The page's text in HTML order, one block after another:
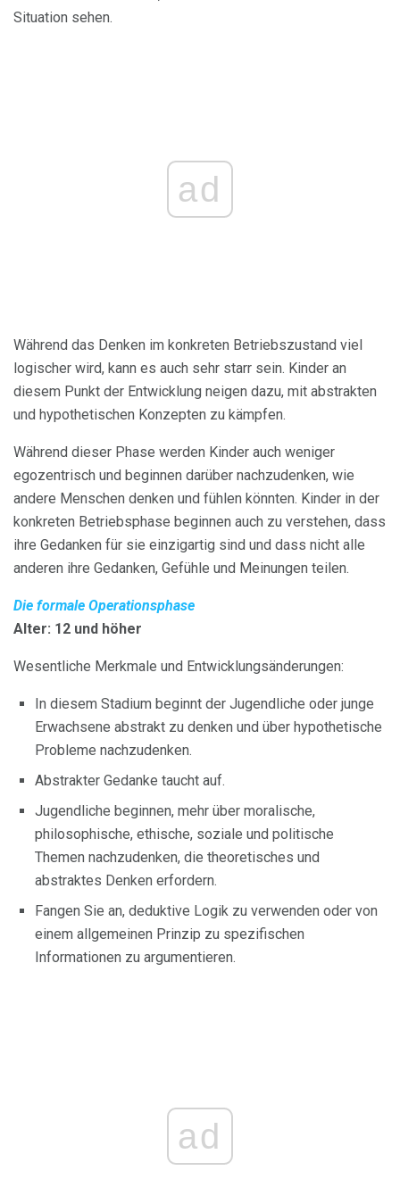
Situation sehen.
ad
Während das Denken im konkreten Betriebszustand viel
logischer wird, kann es auch sehr starr sein. Kinder an
diesem Punkt der Entwicklung neigen dazu, mit abstrakten
und hypothetischen Konzepten zu kämpfen.
Während dieser Phase werden Kinder auch weniger
egozentrisch und beginnen darüber nachzudenken, wie
andere Menschen denken und fühlen könnten. Kinder in der
konkreten Betriebsphase beginnen auch zu verstehen, dass
ihre Gedanken für sie einzigartig sind und dass nicht alle
anderen ihre Gedanken, Gefühle und Meinungen teilen.
Die formale Operationsphase
Alter: 12 und höher
Wesentliche Merkmale und Entwicklungsänderungen:
In diesem Stadium beginnt der Jugendliche oder junge
Erwachsene abstrakt zu denken und über hypothetische
Probleme nachzudenken.
Abstrakter Gedanke taucht auf.
Jugendliche beginnen, mehr über moralische,
philosophische, ethische, soziale und politische
Themen nachzudenken, die theoretisches und
abstraktes Denken erfordern.
Fangen Sie an, deduktive Logik zu verwenden oder von
einem allgemeinen Prinzip zu spezifischen
Informationen zu argumentieren.
ad